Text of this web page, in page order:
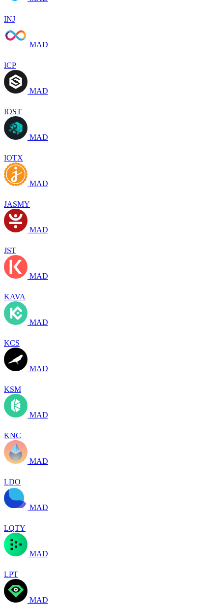
INJ
MAD
ICP
MAD
IOST
MAD
IOTX
MAD
JASMY
MAD
JST
MAD
KAVA
MAD
KCS
MAD
KSM
MAD
KNC
MAD
LDO
MAD
LQTY
MAD
LPT
MAD